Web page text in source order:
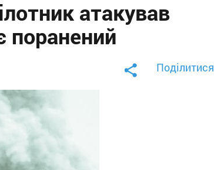
атакував
поранений
Поділитися